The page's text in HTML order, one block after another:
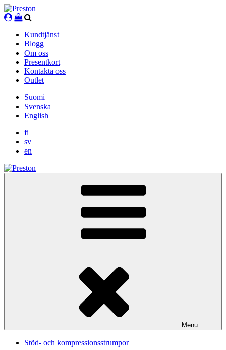
Skip
to
Kundtjänst
Blogg
Om oss
Presentkort
Kontakta oss
Outlet
Suomi
Svenska
English
fi
sv
en
Menu
Stöd- och kompressionsstrumpor